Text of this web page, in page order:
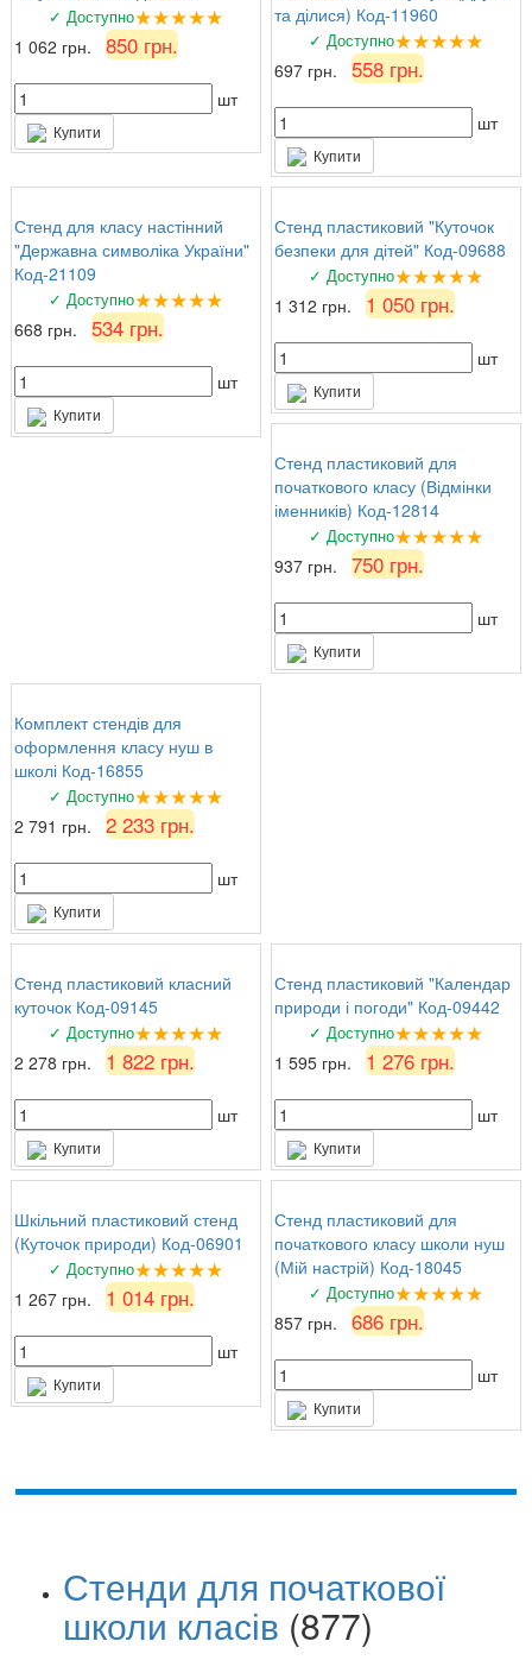
✓ Доступно★★★★★
1 062 грн. 850 грн.
шт
Купити
та ділися) Код-11960
✓ Доступно★★★★★
697 грн. 558 грн.
шт
Купити
Стенд для класу настінний
"Державна символіка України"
Код-21109
✓ Доступно★★★★★
668 грн. 534 грн.
шт
Купити
Стенд пластиковий "Куточок
безпеки для дітей" Код-09688
✓ Доступно★★★★★
1 312 грн. 1 050 грн.
шт
Купити
Стенд пластиковий для
початкового класу (Відмінки
іменників) Код-12814
✓ Доступно★★★★★
937 грн. 750 грн.
шт
Купити
Комплект стендів для
оформлення класу нуш в
школі Код-16855
✓ Доступно★★★★★
2 791 грн. 2 233 грн.
шт
Купити
Стенд пластиковий класний
куточок Код-09145
✓ Доступно★★★★★
2 278 грн. 1 822 грн.
шт
Купити
Стенд пластиковий "Календар
природи і погоди" Код-09442
✓ Доступно★★★★★
1 595 грн. 1 276 грн.
шт
Купити
Шкільний пластиковий стенд
(Куточок природи) Код-06901
✓ Доступно★★★★★
1 267 грн. 1 014 грн.
шт
Купити
Стенд пластиковий для
початкового класу школи нуш
(Мій настрій) Код-18045
✓ Доступно★★★★★
857 грн. 686 грн.
шт
Купити
Стенди для початкової
школи класів (877)